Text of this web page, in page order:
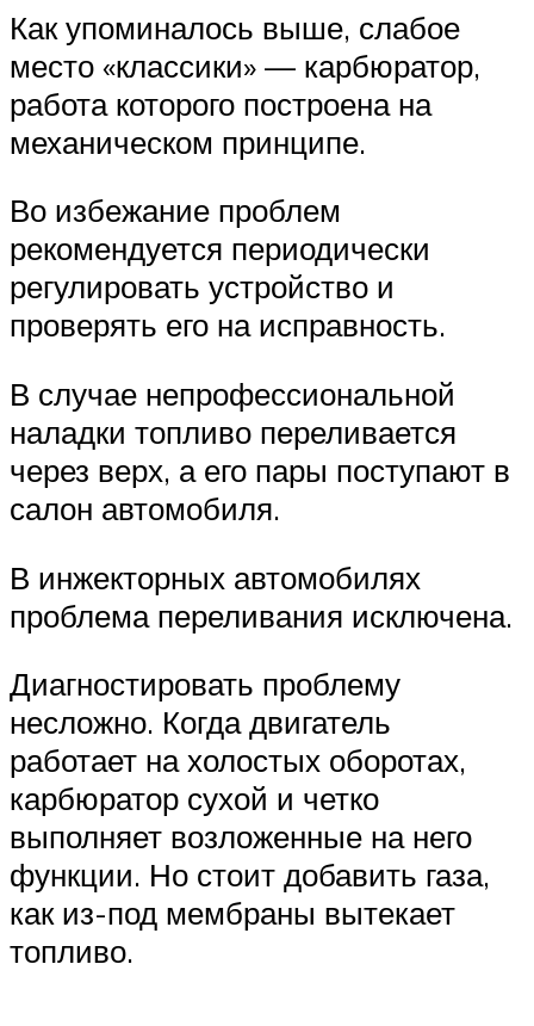
Как упоминалось выше, слабое
место «классики» — карбюратор,
работа которого построена на
механическом принципе.
Во избежание проблем
рекомендуется периодически
регулировать устройство и
проверять его на исправность.
В случае непрофессиональной
наладки топливо переливается
через верх, а его пары поступают в
салон автомобиля.
В инжекторных автомобилях
проблема переливания исключена.
Диагностировать проблему
несложно. Когда двигатель
работает на холостых оборотах,
карбюратор сухой и четко
выполняет возложенные на него
функции. Но стоит добавить газа,
как из-под мембраны вытекает
топливо.